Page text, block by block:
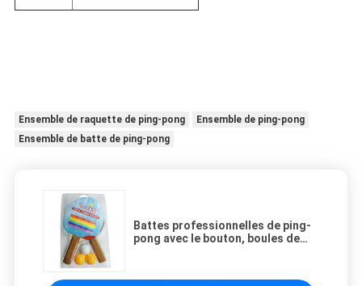
Ensemble de raquette de ping-pong
Ensemble de ping-pong
Ensemble de batte de ping-pong
Battes professionnelles de ping-
pong avec le bouton, boules de